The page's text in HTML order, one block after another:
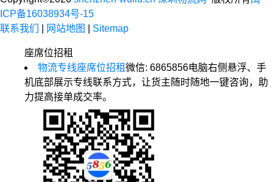
ICP备16038934号-15
联系我们
网站地图 Sitemap
座席位招租
物流专线座席位招租微信: 6865856电脑右侧悬浮、手
机底部展示专线联系方式，让货主随时随地一键咨询，助
力提高接单成交率。